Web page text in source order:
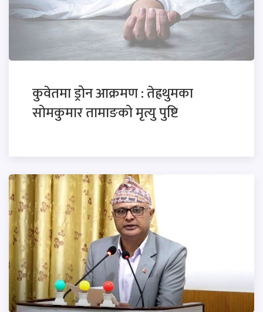
कुवेतमा ड्रोन आक्रमण : तेह्रथुमका
सोमकुमार तामाङको मृत्यु पुष्टि